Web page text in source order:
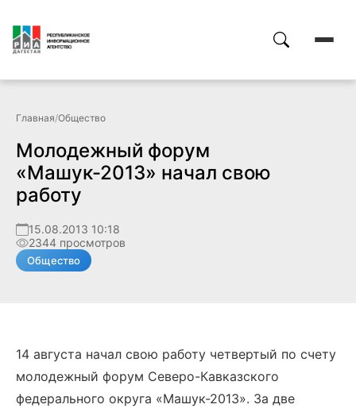
Главная/Общество
Молодежный форум
«Машук-2013» начал свою
работу
15.08.2013 10:18
2344 просмотров
Общество
14 августа начал свою работу четвертый по счету
молодежный форум Северо-Кавказского
федерального округа «Машук-2013». За две